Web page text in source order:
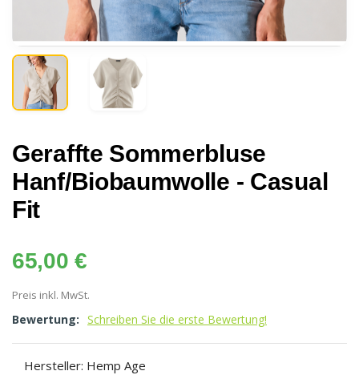
Geraffte Sommerbluse
Hanf/Biobaumwolle - Casual
Fit
65,00 €
Preis inkl. MwSt.
Bewertung: Schreiben Sie die erste Bewertung!
Hersteller: Hemp Age